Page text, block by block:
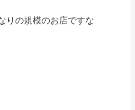
りの規模のお店ですな